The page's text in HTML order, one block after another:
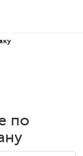
по